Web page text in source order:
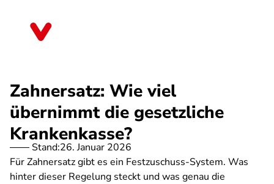
Zahnersatz: Wie viel
übernimmt die gesetzliche
Krankenkasse?
Stand:26. Januar 2026
Für Zahnersatz gibt es ein Festzuschuss-System. Was
hinter dieser Regelung steckt und was genau die